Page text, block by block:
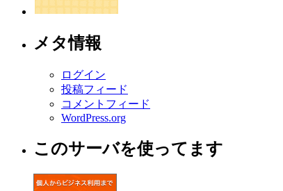
メタ情報
ログイン
投稿フィード
コメントフィード
WordPress.org
このサーバを使ってます